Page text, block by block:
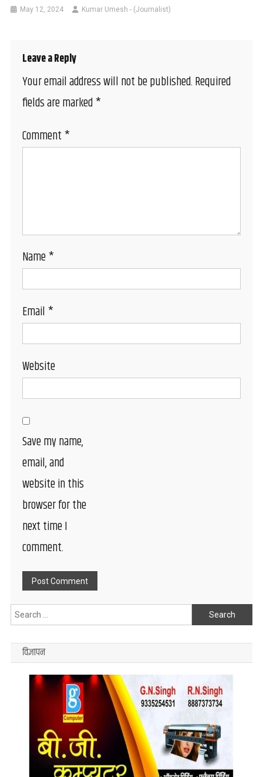
May 12, 2024 Kumar Umesh - (Journalist)
Leave a Reply
Your email address will not be published.Required
fields are marked*
Comment*
Name*
Email*
Website
Save my name,
email, and
website in this
browser for the
next time I
comment.
Search
for:
विज्ञापन